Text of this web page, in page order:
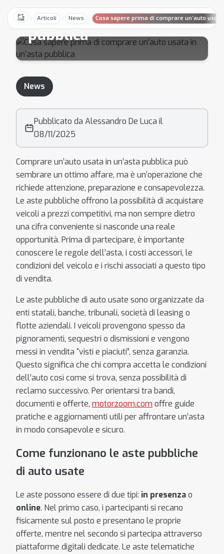
HomeArticoli News Cosa sapere prima di comprare un’auto
usata in un’asta
pubblica
News
Pubblicato da Alessandro De Luca il
08/11/2025
Comprare un’auto usata in un’asta pubblica può
sembrare un ottimo affare, ma è un’operazione che
richiede attenzione, preparazione e consapevolezza.
Le aste pubbliche offrono la possibilità di acquistare
veicoli a prezzi competitivi, ma non sempre dietro
una cifra conveniente si nasconde una reale
opportunità. Prima di partecipare, è importante
conoscere le regole dell’asta, i costi accessori, le
condizioni del veicolo e i rischi associati a questo tipo
di vendita.
Le aste pubbliche di auto usate sono organizzate da
enti statali, banche, tribunali, società di leasing o
flotte aziendali. I veicoli provengono spesso da
pignoramenti, sequestri o dismissioni e vengono
messi in vendita “visti e piaciuti”, senza garanzia.
Questo significa che chi compra accetta le condizioni
dell’auto così come si trova, senza possibilità di
reclamo successivo. Per orientarsi tra bandi,
documenti e offerte, motorzoom.com offre guide
pratiche e aggiornamenti utili per affrontare un’asta
in modo consapevole e sicuro.
Come funzionano le aste pubbliche
di auto usate
Le aste possono essere di due tipi: in presenzao
online. Nel primo caso, i partecipanti si recano
fisicamente sul posto e presentano le proprie
offerte, mentre nel secondo si partecipa attraverso
piattaforme digitali dedicate. Le aste telematiche